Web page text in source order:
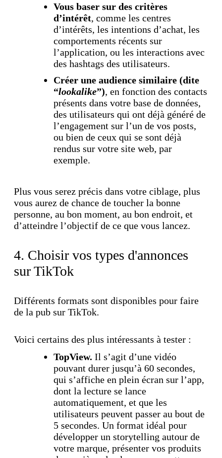
Vous baser sur des critères
d’intérêt, comme les centres
d’intérêts, les intentions d’achat, les
comportements récents sur
l’application, ou les interactions avec
des hashtags des utilisateurs.
Créer une audience similaire (dite
“lookalike”), en fonction des contacts
présents dans votre base de données,
des utilisateurs qui ont déjà généré de
l’engagement sur l’un de vos posts,
ou bien de ceux qui se sont déjà
rendus sur votre site web, par
exemple.
Plus vous serez précis dans votre ciblage, plus
vous aurez de chance de toucher la bonne
personne, au bon moment, au bon endroit, et
d’atteindre l’objectif de ce que vous lancez.
4. Choisir vos types d'annonces
sur TikTok
Différents formats sont disponibles pour faire
de la pub sur TikTok.
Voici certains des plus intéressants à tester :
TopView. Il s’agit d’une vidéo
pouvant durer jusqu’à 60 secondes,
qui s’affiche en plein écran sur l’app,
dont la lecture se lance
automatiquement, et que les
utilisateurs peuvent passer au bout de
5 secondes. Un format idéal pour
développer un storytelling autour de
votre marque, présenter vos produits